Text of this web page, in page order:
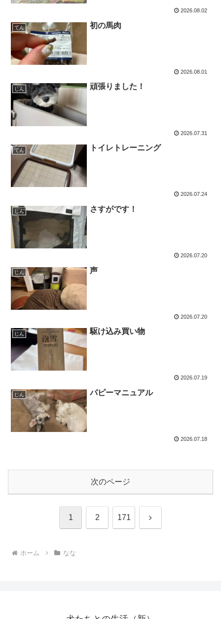
2026.08.02
てん 初の馬肉
2026.08.01
じん 頑張りました！
2026.07.31
てん トイレトレーニング
2026.07.24
じん さすがです！
2026.07.20
じん 声
2026.07.20
じん 駆け込み買い物
2026.07.19
じん パピーマニュアル
2026.07.18
次のページ
1 2 171 次
ホーム なな